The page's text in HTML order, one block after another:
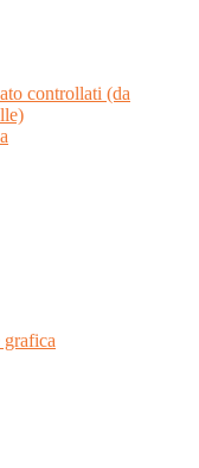
controllati (da
grafica